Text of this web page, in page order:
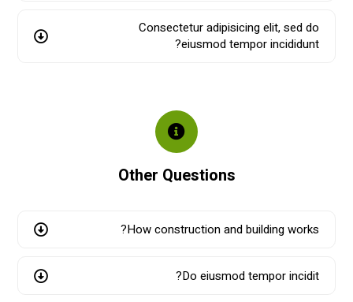
Consectetur adipisicing elit, sed do
eiusmod tempor incididunt?
Other Questions
How construction and building works?
Do eiusmod tempor incidit?